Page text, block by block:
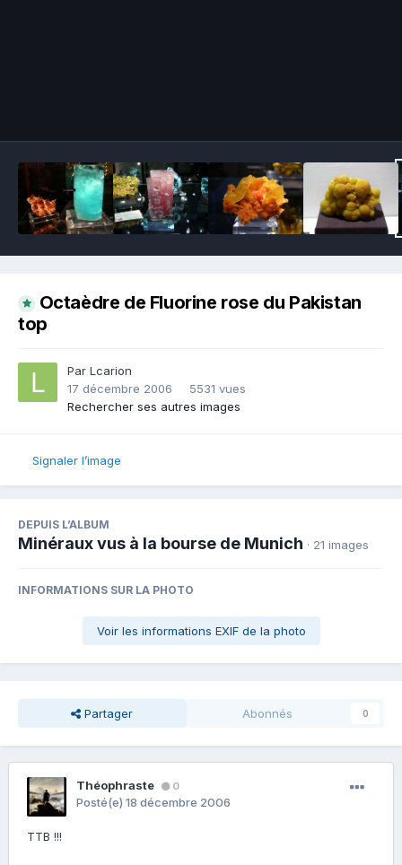
Octaèdre de Fluorine rose du Pakistan
top
Par Lcarion
17 décembre 2006
5531 vues
Rechercher ses autres images
Signaler l’image
DEPUIS L’ALBUM
Minéraux vus à la bourse de Munich · 21 images
INFORMATIONS SUR LA PHOTO
Voir les informations EXIF de la photo
Partager Abonnés 0
Théophraste 0
Posté(e) 18 décembre 2006
TTB !!!